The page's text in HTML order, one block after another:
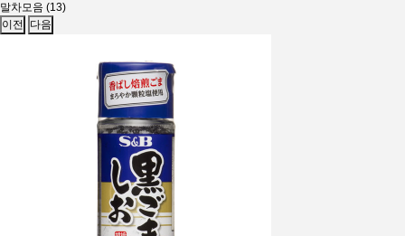
말차모음 (13)
이전
다음